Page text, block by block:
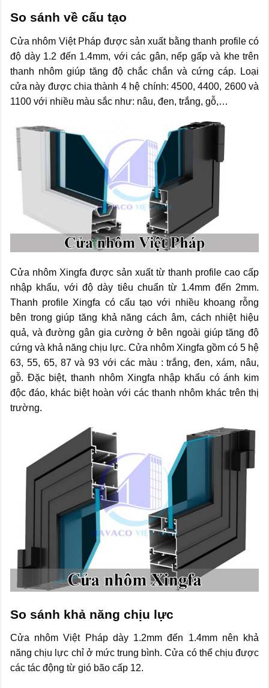
So sánh về cấu tạo
Cửa nhôm Việt Pháp được sản xuất bằng thanh profile có
độ dày 1.2 đến 1.4mm, với các gân, nếp gấp và khe trên
thanh nhôm giúp tăng độ chắc chắn và cứng cáp. Loại
cửa này được chia thành 4 hệ chính: 4500, 4400, 2600 và
1100 với nhiều màu sắc như: nâu, đen, trắng, gỗ,…
Cửa nhôm Xingfa được sản xuất từ thanh profile cao cấp
nhập khẩu, với độ dày tiêu chuẩn từ 1.4mm đến 2mm.
Thanh profile Xingfa có cấu tạo với nhiều khoang rỗng
bên trong giúp tăng khả năng cách âm, cách nhiệt hiệu
quả, và đường gân gia cường ở bên ngoài giúp tăng độ
cứng và khả năng chịu lực. Cửa nhôm Xingfa gồm có 5 hệ
63, 55, 65, 87 và 93 với các màu : trắng, đen, xám, nâu,
gỗ. Đặc biệt, thanh nhôm Xingfa nhập khẩu có ánh kim
độc đáo, khác biệt hoàn với các thanh nhôm khác trên thị
trường.
So sánh khả năng chịu lực
Cửa nhôm Việt Pháp dày 1.2mm đến 1.4mm nên khả
năng chịu lực chỉ ở mức trung bình. Cửa có thể chịu được
các tác động từ gió bão cấp 12.